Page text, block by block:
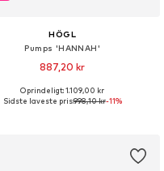
HÖGL
Pumps 'HANNAH'
887,20 kr
Fås i mange størrelser
Oprindeligt: 1.109,00 kr
Sidste laveste pris:998,10 kr-11%